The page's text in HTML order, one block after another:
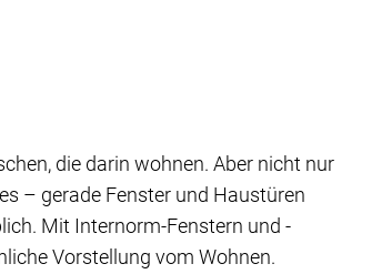
die darin wohnen. Aber nicht nur
– gerade Fenster und Haustüren
Mit Internorm-Fenstern und -
Vorstellung vom Wohnen.